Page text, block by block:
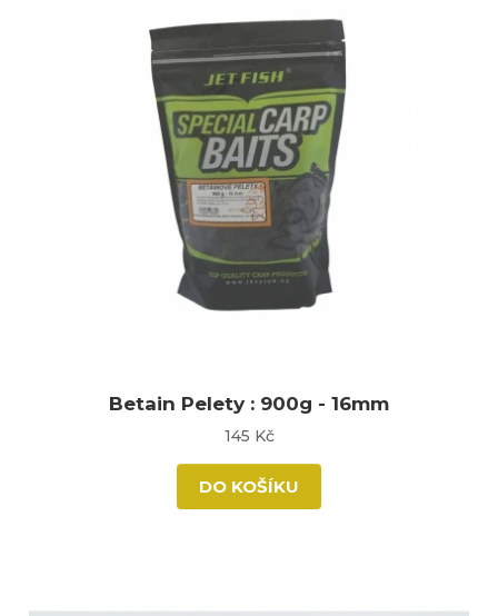
Betain Pelety : 900g - 16mm
145 Kč
DO KOŠÍKU